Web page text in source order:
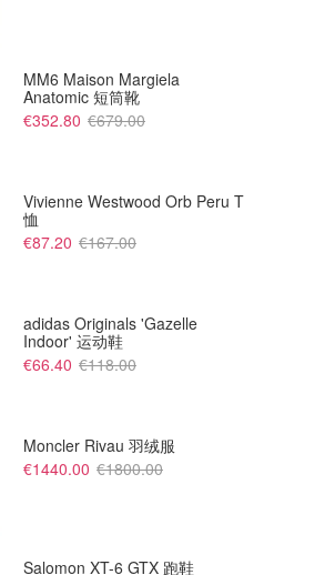
MM6 Maison Margiela
Anatomic 短筒靴
€352.80 €679.00
Vivienne Westwood Orb Peru T
恤
€87.20 €167.00
adidas Originals 'Gazelle
Indoor' 运动鞋
€66.40 €118.00
Moncler Rivau 羽绒服
€1440.00 €1800.00
Salomon XT-6 GTX 跑鞋